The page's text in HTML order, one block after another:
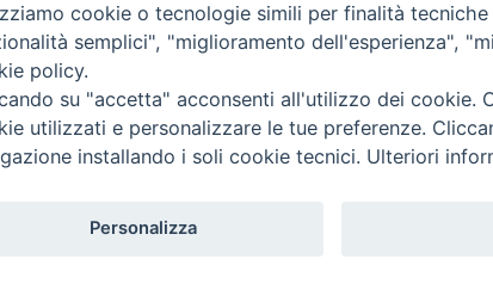
Privacy Policy Cookie
i diritti riservati - Vita Trentina Editrice
cookie o tecnologie simili per finalità
semplici", "miglioramento dell'esperienza",
policy.
su "accetta" acconsenti all'utilizzo dei cookie.
utilizzati e personalizzare le tue preferenze.
installando i soli cookie tecnici. Ulteriori
Personalizza